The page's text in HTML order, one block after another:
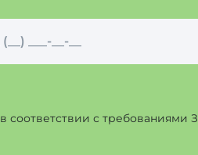
в соответствии с требованиями